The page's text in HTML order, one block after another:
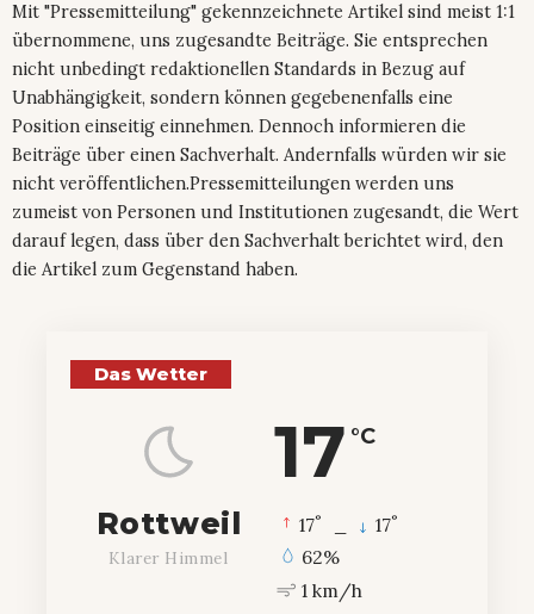
Mit "Pressemitteilung" gekennzeichnete Artikel sind meist 1:1
übernommene, uns zugesandte Beiträge. Sie entsprechen
nicht unbedingt redaktionellen Standards in Bezug auf
Unabhängigkeit, sondern können gegebenenfalls eine
Position einseitig einnehmen. Dennoch informieren die
Beiträge über einen Sachverhalt. Andernfalls würden wir sie
nicht veröffentlichen.Pressemitteilungen werden uns
zumeist von Personen und Institutionen zugesandt, die Wert
darauf legen, dass über den Sachverhalt berichtet wird, den
die Artikel zum Gegenstand haben.
Das Wetter
17 °C
Rottweil
Klarer Himmel
17° 17°
62%
1 km/h